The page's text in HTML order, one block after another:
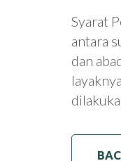
Syarat
antara
dan